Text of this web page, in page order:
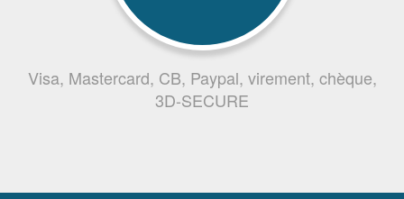
Visa, Mastercard, CB, Paypal, virement, chèque,
3D-SECURE